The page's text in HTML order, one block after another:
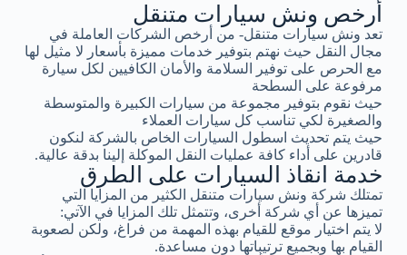
أرخص ونش سيارات متنقل
تعد ونش سيارات متنقل- من أرخص الشركات العاملة في
مجال النقل حيث نهتم بتوفير خدمات مميزة بأسعار لا مثيل لها
مع الحرص على توفير السلامة والأمان الكافيين لكل سيارة
مرفوعة على السطحة
حيث نقوم بتوفير مجموعة من سيارات الكبيرة والمتوسطة
والصغيرة لكي تناسب كل سيارات العملاء
حيث يتم تحديث اسطول السيارات الخاص بالشركة لنكون
قادرين على أداء كافة عمليات النقل الموكلة إلينا بدقة عالية.
خدمة انقاذ السيارات على الطرق
تمتلك شركة ونش سيارات متنقل الكثير من المزايا التي
تميزها عن أي شركة أخرى، وتتمثل تلك المزايا في الآتي:
لا يتم اختيار موقع للقيام بهذه المهمة من فراغ، ولكن لصعوبة
القيام بها وبجميع ترتيباتها دون مساعدة.